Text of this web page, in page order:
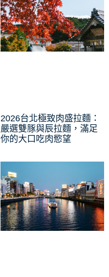
2026台北極致肉盛拉麵：
嚴選雙豚與辰拉麵，滿足
你的大口吃肉慾望